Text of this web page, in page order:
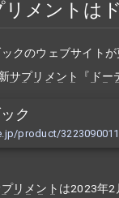
リメントは
クのウェブサイト
サプリメント 『 ドー
ク
product/
リメント は2023年2